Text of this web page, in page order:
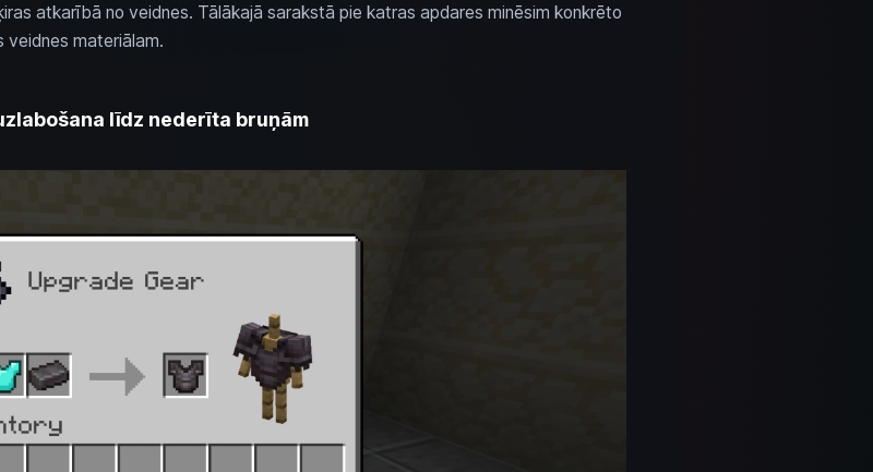
atkarībā no veidnes. Tālākajā sarakstā pie katras apdares minēsim konkrēto
veidnes materiālam.
līdz nederīta bruņām